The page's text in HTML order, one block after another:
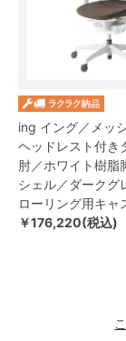
ing イング／メッ
ヘッドレスト付き
肘／ホワイト樹脂
シェル／ダークグ
ローリング用キャ
￥176,220(税込)